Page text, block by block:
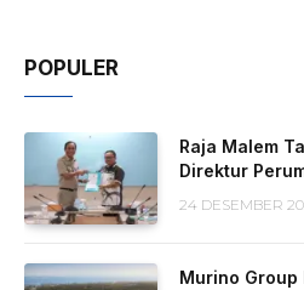
POPULER
Raja Malem
Direktur
24 DESEMBER
Murino Group